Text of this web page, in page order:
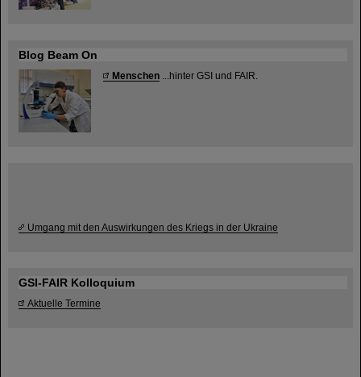
Blog Beam On
Menschen ...hinter GSI und FAIR.
Umgang mit den Auswirkungen des Kriegs in der Ukraine
GSI-FAIR Kolloquium
Aktuelle Termine